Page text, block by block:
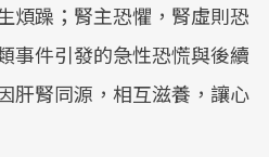
煩躁；腎主恐懼，腎虛則恐
事件引發的急性恐慌與後續
肝腎同源，相互滋養，讓心